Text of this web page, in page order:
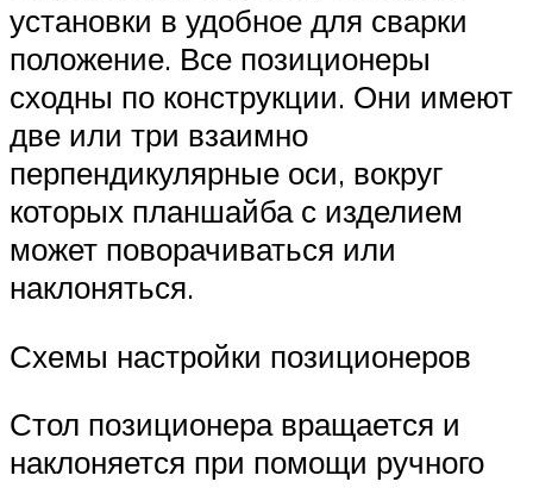
установки в удобное для сварки
положение. Все позиционеры
сходны по конструкции. Они имеют
две или три взаимно
перпендикулярные оси, вокруг
которых планшайба с изделием
может поворачиваться или
наклоняться.
Схемы настройки позиционеров
Стол позиционера вращается и
наклоняется при помощи ручного